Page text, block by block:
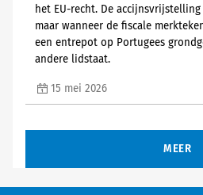
het EU-recht. De
maar wanneer de fiscale
een entrepot op Portugees
andere lidstaat.
15 mei 2026
MEER